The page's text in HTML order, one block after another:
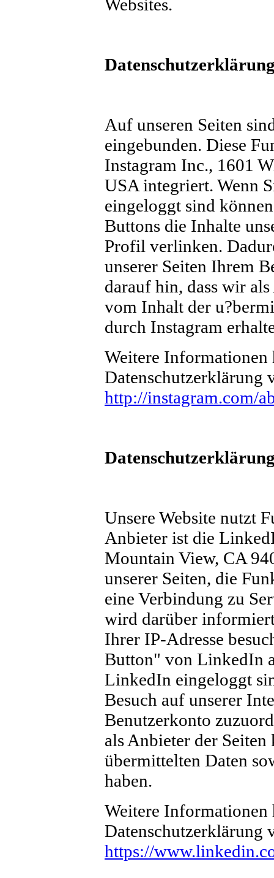
Websites.
Auf unseren Seiten
eingebunden. Diese
Instagram Inc., 1601
USA integriert. Wenn
eingeloggt sind
Buttons die Inhalte
Profil verlinken.
unserer Seiten Ihrem
darauf hin, dass wir
vom Inhalt der
durch Instagram
Weitere
Datenschutzerklärung
http://instagram.com/
Unsere Website nutzt
Anbieter ist die
Mountain View, CA
unserer Seiten, die
eine Verbindung zu
wird darüber
Ihrer IP-Adresse
Button" von LinkedIn
LinkedIn eingeloggt
Besuch auf unserer
Benutzerkonto
als Anbieter der
übermittelten Daten
haben.
Weitere
Datenschutzerklärung
https://